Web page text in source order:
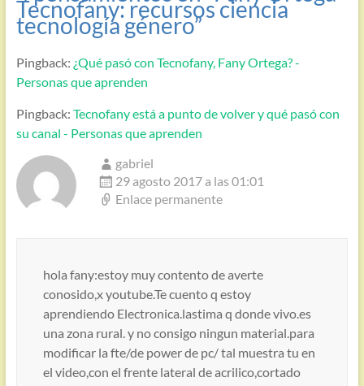
Tecnofany: recursos ciencia
tecnología género”
Pingback: ¿Qué pasó con Tecnofany, Fany Ortega? -
Personas que aprenden
Pingback: Tecnofany está a punto de volver y qué pasó con
su canal - Personas que aprenden
gabriel
29 agosto 2017 a las 01:01
Enlace permanente
hola fany:estoy muy contento de averte
conosido,x youtube.Te cuento q estoy
aprendiendo Electronica.lastima q donde vivo.es
una zona rural. y no consigo ningun material.para
modificar la fte/de power de pc/ tal muestra tu en
el video,con el frente lateral de acrilico,cortado